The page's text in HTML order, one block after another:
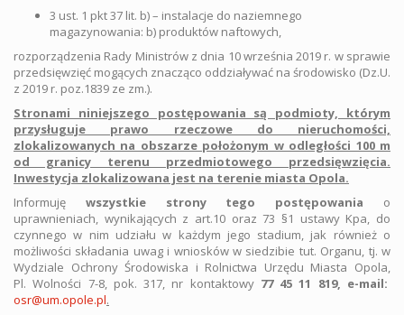
3 ust. 1 pkt 37 lit. b) – instalacje do naziemnego
magazynowania: b) produktów naftowych,
rozporządzenia Rady Ministrów z dnia 10 września 2019 r. w sprawie
przedsięwzięć mogących znacząco oddziaływać na środowisko (Dz.U.
z 2019 r. poz.1839 ze zm.).
Stronami niniejszego postępowania są podmioty, którym
przysługuje prawo rzeczowe do nieruchomości,
zlokalizowanych na obszarze położonym w odległości 100 m
od granicy terenu przedmiotowego przedsięwzięcia.
Inwestycja zlokalizowana jest na terenie miasta Opola.
Informuję wszystkie strony tego postępowania o
uprawnieniach, wynikających z art.10 oraz 73 §1 ustawy Kpa, do
czynnego w nim udziału w każdym jego stadium, jak również o
możliwości składania uwag i wniosków w siedzibie tut. Organu, tj. w
Wydziale Ochrony Środowiska i Rolnictwa Urzędu Miasta Opola,
Pl. Wolności 7-8, pok. 317, nr kontaktowy 77 45 11 819, e-mail:
osr@um.opole.pl.